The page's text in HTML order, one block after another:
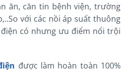
ăn, căn tin bệnh viện, trường
với các nồi áp suất thuông
có nhưng ưu điểm nổi trội
được làm hoàn toàn 100%